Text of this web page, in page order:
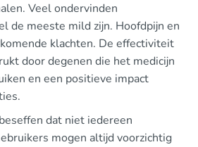
Veel ondervinden
de meeste mild zijn. Hoofdpijn en
klachten. De effectiviteit
door degenen die het medicijn
en een positieve impact
dat niet iedereen
mogen altijd voorzichtig